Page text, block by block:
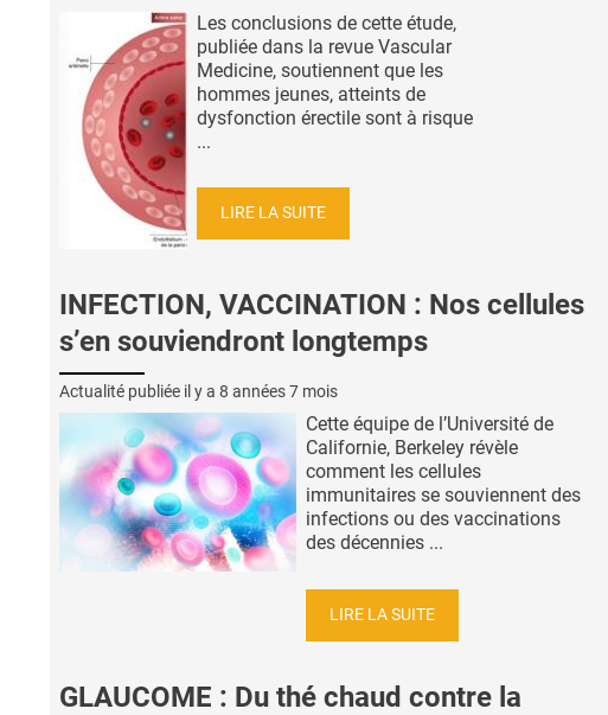
Les conclusions de cette étude,
publiée dans la revue Vascular
Medicine, soutiennent que les
hommes jeunes, atteints de
dysfonction érectile sont à risque
...
LIRE LA SUITE
INFECTION, VACCINATION : Nos cellules
s’en souviendront longtemps
Actualité publiée il y a 8 années 7 mois
Cette équipe de l’Université de
Californie, Berkeley révèle
comment les cellules
immunitaires se souviennent des
infections ou des vaccinations
des décennies ...
LIRE LA SUITE
GLAUCOME : Du thé chaud contre la